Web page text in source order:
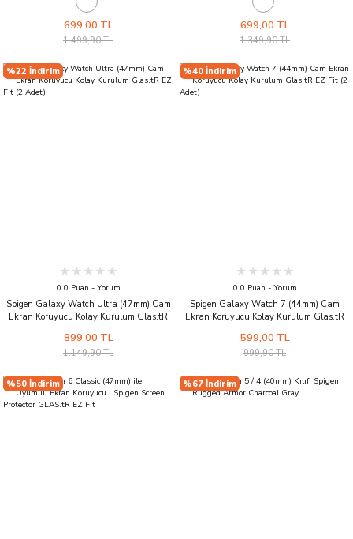
699,00 TL
1.499,90 TL
699,00 TL
1.349,90 TL
%22 İndirim
0.0 Puan - Yorum
Spigen Galaxy Watch Ultra (47mm) Cam
Ekran Koruyucu Kolay Kurulum Glas.tR
899,00 TL
1.149,90 TL
%40 İndirim
0.0 Puan - Yorum
Spigen Galaxy Watch 7 (44mm) Cam
Ekran Koruyucu Kolay Kurulum Glas.tR
599,00 TL
999,90 TL
%50 İndirim %67 İndirim